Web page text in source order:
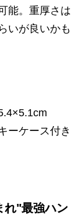
能。重厚さは
いが良いかも
ーケース付き
れ"最強ハン